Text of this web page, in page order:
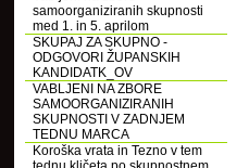
samoorganiziranih skupnosti
med 1. in 5. aprilom
SKUPAJ ZA SKUPNO -
ODGOVORI ŽUPANSKIH
KANDIDATK_OV
VABLJENI NA ZBORE
SAMOORGANIZIRANIH
SKUPNOSTI V ZADNJEM
TEDNU MARCA
Koroška vrata in Tezno v tem